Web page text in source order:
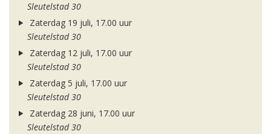
Sleutelstad 30
Zaterdag 19 juli, 17.00 uur
Sleutelstad 30
Zaterdag 12 juli, 17.00 uur
Sleutelstad 30
Zaterdag 5 juli, 17.00 uur
Sleutelstad 30
Zaterdag 28 juni, 17.00 uur
Sleutelstad 30